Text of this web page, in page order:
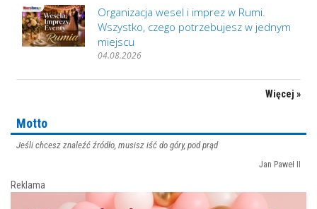
Organizacja wesel i imprez w Rumi.
Wszystko, czego potrzebujesz w jednym
miejscu
04.08.2026
Więcej »
Motto
Jeśli chcesz znaleźć źródło, musisz iść do góry, pod prąd
Jan Paweł II
Reklama